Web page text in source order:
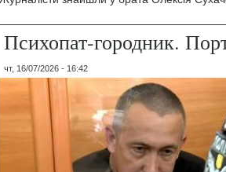
Психопат-городник.
чт, 16/07/2026 - 16:42